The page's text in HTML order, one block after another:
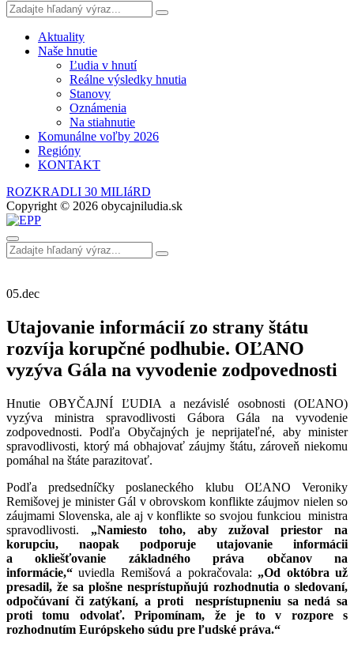
Aktuality
Naše hnutie
Ľudia v hnutí
Reálne výsledky hnutia
Stanovy
Oznámenia
Na stiahnutie
Komunálne voľby 2026
Regióny
KONTAKT
ROZKRADLI 30 MILIáRD
Copyright © 2026 obycajniludia.sk
05.dec
Utajovanie informácií zo strany štátu
rozvíja korupčné podhubie. OĽANO
vyzýva Gála na vyvodenie zodpovednosti
Hnutie OBYČAJNÍ ĽUDIA a nezávislé osobnosti (OĽANO)
vyzýva ministra spravodlivosti Gábora Gála na vyvodenie
zodpovednosti. Podľa Obyčajných je neprijateľné, aby minister
spravodlivosti, ktorý má obhajovať záujmy štátu, zároveň niekomu
pomáhal na štáte parazitovať.
Podľa predsedníčky poslaneckého klubu OĽANO Veroniky
Remišovej je minister Gál v obrovskom konflikte záujmov nielen so
záujmami Slovenska, ale aj v konflikte so svojou funkciou ministra
spravodlivosti. „Namiesto toho, aby zužoval priestor na
korupciu, naopak podporuje utajovanie informácii
a okliešťovanie základného práva občanov na
informácie,“ uviedla Remišová a pokračovala: „Od októbra už
presadil, že sa plošne nesprístupňujú rozhodnutia o sledovaní,
odpočúvaní či zatýkaní, a proti nesprístupneniu sa nedá sa
proti tomu odvolať. Pripomínam, že je to v rozpore s
rozhodnutím Európskeho súdu pre ľudské práva.“